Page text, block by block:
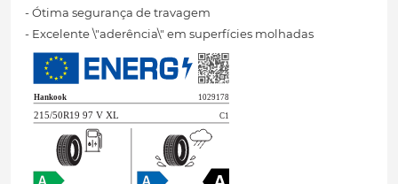
- Ótima segurança de travagem
- Excelente \"aderência\" em superfícies molhadas